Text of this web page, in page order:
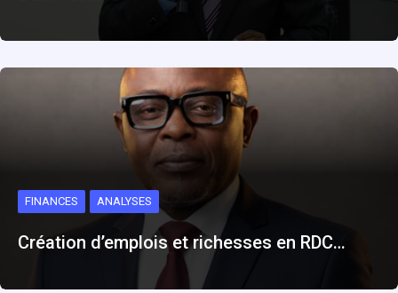
FINANCES ANALYSES
Création d’emplois et richesses en RDC…